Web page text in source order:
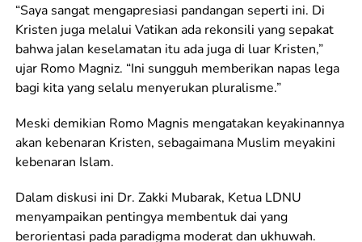
“Saya sangat mengapresiasi pandangan seperti ini. Di
Kristen juga melalui Vatikan ada rekonsili yang sepakat
bahwa jalan keselamatan itu ada juga di luar Kristen,”
ujar Romo Magniz. “Ini sungguh memberikan napas lega
bagi kita yang selalu menyerukan pluralisme.”
Meski demikian Romo Magnis mengatakan keyakinannya
akan kebenaran Kristen, sebagaimana Muslim meyakini
kebenaran Islam.
Dalam diskusi ini Dr. Zakki Mubarak, Ketua LDNU
menyampaikan pentingya membentuk dai yang
berorientasi pada paradigma moderat dan ukhuwah.